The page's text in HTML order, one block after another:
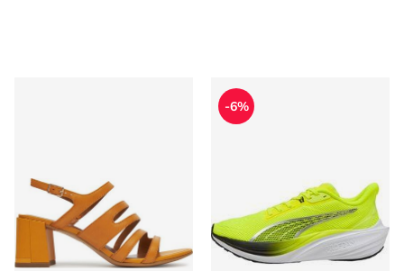
Sandały damskie na lato TamarisButy sportowe damskie na
-6%